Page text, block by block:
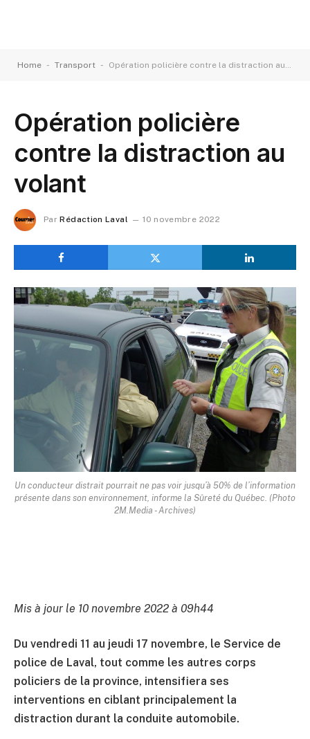
Home - Transport - Opération policière contre la distraction au volant
Opération policière
contre la distraction au
volant
Par Rédaction Laval 10 novembre 2022
Un conducteur distrait pourrait ne pas voir jusqu’à 50% de l’information
présente dans son environnement, informe la Sûreté du Québec. (Photo
2M.Media - Archives)
Mis à jour le 10 novembre 2022 à 09h44
Du vendredi 11 au jeudi 17 novembre, le Service de
police de Laval, tout comme les autres corps
policiers de la province, intensifiera ses
interventions en ciblant principalement la
distraction durant la conduite automobile.